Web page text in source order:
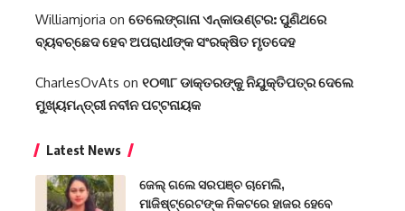
Williamjoria on ତେଲେଙ୍ଗାନା ଏନ୍‌କାଉଣ୍ଟର: ପୁଣିଥରେ
ବ୍ୟବଚ୍ଛେଦ ହେବ ଅପରାଧୀଙ୍କ ସଂରକ୍ଷିତ ମୃତଦେହ
CharlesOvAts on ୧୦୩୮ ଡାକ୍ତରଙ୍କୁ ନିଯୁକ୍ତିପତ୍ର ଦେଲେ
ମୁଖ୍ୟମନ୍ତ୍ରୀ ନବୀନ ପଟ୍ଟନାୟକ
Latest News
ଜେଲ୍ ଗଲେ ସରପଞ୍ଚ ଚାମେଲି,
ମାଜିଷ୍ଟ୍ରେଟଙ୍କ ନିକଟରେ ହାଜର ହେବେ